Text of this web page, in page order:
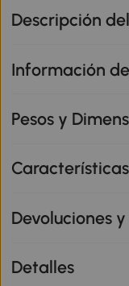
Descripción
Información
Pesos y
Características
Devoluciones
Detalles